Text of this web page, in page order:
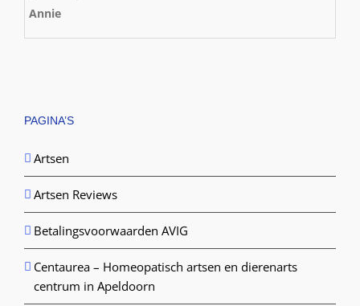
Annie
PAGINA’S
Artsen
Artsen Reviews
Betalingsvoorwaarden AVIG
Centaurea – Homeopatisch artsen en dierenarts
centrum in Apeldoorn